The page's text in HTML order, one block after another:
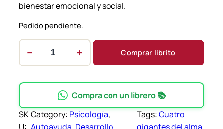
bienestar emocional y social.
Pedido pendiente.
u
a
r
o
− + Comprar librito
Compra con un librero 📚
SK
U:
Category: Psicología
Autoayuda, Desarrollo
Tags:Cuatro
gigantes del alma